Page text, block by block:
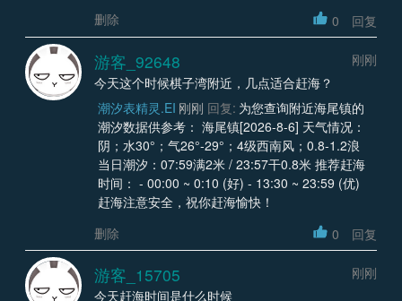
删除
0 回复
游客_92648
刚刚
今天这个时候棋子湾附近，几点适合赶海？
潮汐表精灵.EI 刚刚 回复: 为您查询附近海尾镇的
潮汐数据供参考： 海尾镇[2026-8-6] 天气情况：
阴；水30°；气26°-29°；4级西南风；0.8-1.2浪
当日潮汐：07:59满2米 / 23:57干0.8米 推荐赶海
时间： - 00:00 ~ 0:10 (好) - 13:30 ~ 23:59 (优)
赶海注意安全，祝你赶海愉快！
删除
0 回复
游客_15705
刚刚
今天赶海时间是什么时候